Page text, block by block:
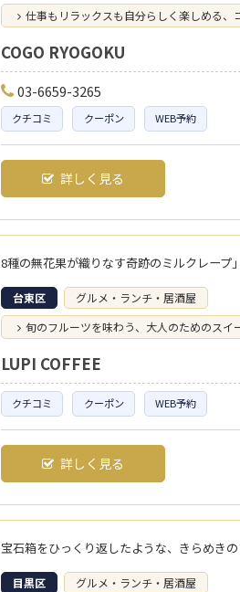
仕事もリラックスも自分らしく楽しめる、
COGO RYOGOKU
03-6659-3265
クチコミ クーポン WEB予約
詳しく見る
台東区
グルメ・ランチ・居酒屋
旬のフルーツを味わう、大人のためのスイ
LUPI COFFEE
クチコミ クーポン WEB予約
詳しく見る
宝石箱をひっくり返したような、きらめき
目黒区 グルメ・ランチ・居酒屋